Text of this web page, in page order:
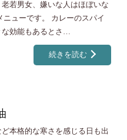
若男女、嫌いな人はほぼいな
ューです。 カレーのスパイ
な効能もあるとさ…
続きを読む
本格的な寒さを感じる日も出